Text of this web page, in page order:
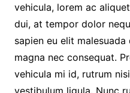
vehicula, lorem ac
dui, at tempor dolor
sapien eu elit
magna nec consequat.
vehicula mi id, rutrum
vestibulum ligula. Nunc